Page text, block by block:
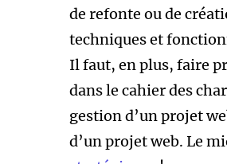
de refonte ou de
techniques et
Il faut, en plus, faire
dans le cahier des
gestion d’un projet
d’un projet web. Le